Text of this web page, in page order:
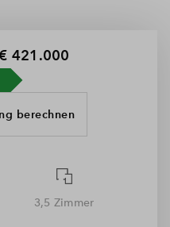
421.000
berechnen
3,5 Zimmer